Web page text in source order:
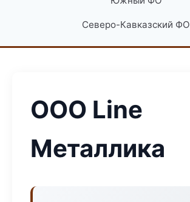
Северо-Кавказский ФО
ООО Line
Металлика